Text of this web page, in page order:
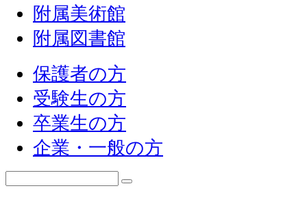
附属美術館
附属図書館
保護者の方
受験生の方
卒業生の方
企業・一般の方